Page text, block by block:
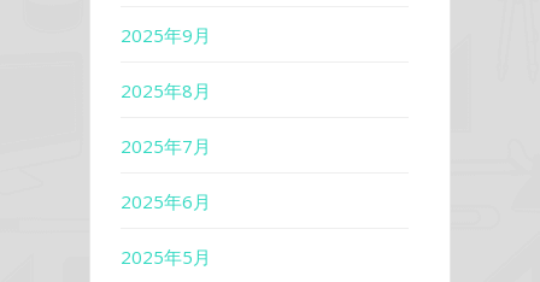
2025年9月
2025年8月
2025年7月
2025年6月
2025年5月